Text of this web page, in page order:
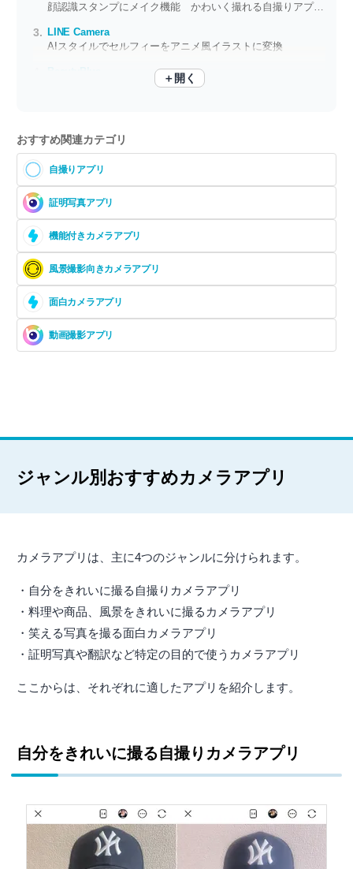
顔認識スタンプにメイク機能 かわいく撮れる自撮りアプリといったらコレ！
LINE Camera
AIスタイルでセルフィーをアニメ風イラストに変換
＋開く
おすすめ関連カテゴリ
自撮りアプリ
証明写真アプリ
機能付きカメラアプリ
風景撮影向きカメラアプリ
面白カメラアプリ
動画撮影アプリ
ジャンル別おすすめカメラアプリ
カメラアプリは、主に4つのジャンルに分けられます。
・自分をきれいに撮る自撮りカメラアプリ
・料理や商品、風景をきれいに撮るカメラアプリ
・笑える写真を撮る面白カメラアプリ
・証明写真や翻訳など特定の目的で使うカメラアプリ
ここからは、それぞれに適したアプリを紹介します。
自分をきれいに撮る自撮りカメラアプリ